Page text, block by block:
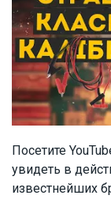
Посетите
увидеть в
известнейших